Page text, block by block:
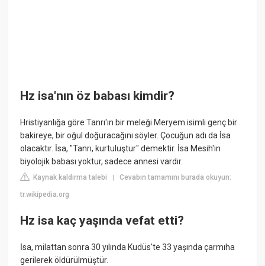
Hz isa'nın öz babası kimdir?
Hristiyanlığa göre Tanrı'ın bir meleği Meryem isimli genç bir
bakireye, bir oğul doğuracağını söyler. Çocuğun adı da İsa
olacaktır. İsa, "Tanrı, kurtuluştur" demektir. İsa Mesih'in
biyolojik babası yoktur, sadece annesi vardır.
Kaynak kaldırma talebi |Cevabın tamamını burada okuyun:
tr.wikipedia.org
Hz isa kaç yaşında vefat etti?
İsa, milattan sonra 30 yılında Kudüs'te 33 yaşında çarmıha
gerilerek öldürülmüştür.